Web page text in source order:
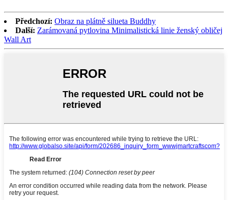
Předchozí: Obraz na plátně silueta Buddhy
Další: Zarámovaná pytlovina Minimalistická linie ženský obličej
Wall Art